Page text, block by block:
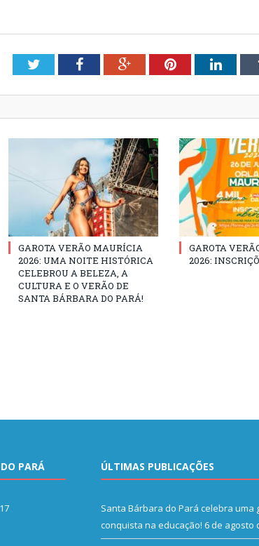
TwitterFacebookGoogle+Pinterest
GAROTA VERÃO MAURÍCIA
2026: UMA NOITE HISTÓRICA
CELEBROU A BELEZA, A
CULTURA E O VERÃO DE
SANTA BÁRBARA DO PARÁ!
GAROTA
2026:
PARÁ ÚLTIMAS PUBLICAÇÕES
Santa Bárbara do Pará celebra uma
conquista na educação! 6 de agosto